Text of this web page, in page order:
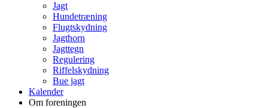
Jagt
Hundetræning
Flugtskydning
Jagthorn
Jagttegn
Regulering
Riffelskydning
Bue jagt
Kalender
Om foreningen